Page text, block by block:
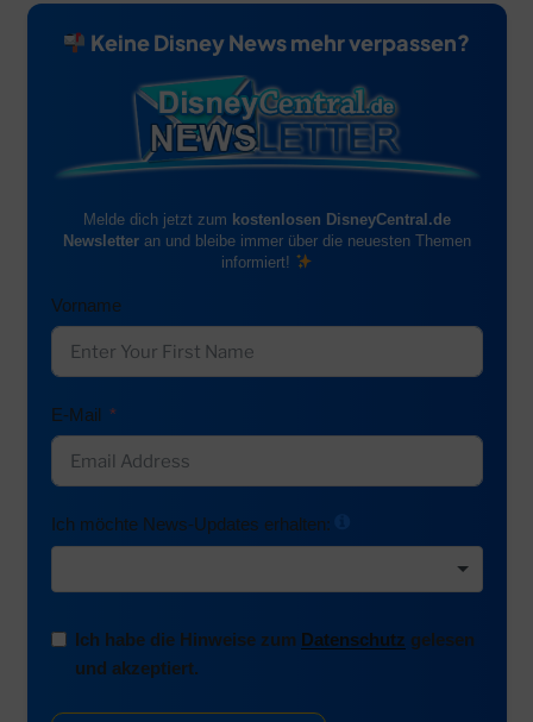
Keine Disney News mehr verpassen?
Melde dich jetzt zum kostenlosen DisneyCentral.de
Newsletteran und bleibe immer über die neuesten Themen
informiert!
Vorname
E-Mail
Ich möchte News-Updates erhalten:
Ich habe die Hinweise zum Datenschutz gelesen
und akzeptiert.